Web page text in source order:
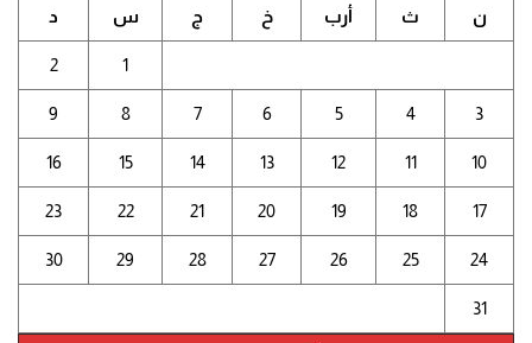
ن ث أرب خ ج س د
1
2
3
4
5
6
7
8
9
10
11
12
13
14
15
16
17
18
19
20
21
22
23
24
25
26
27
28
29
30
31